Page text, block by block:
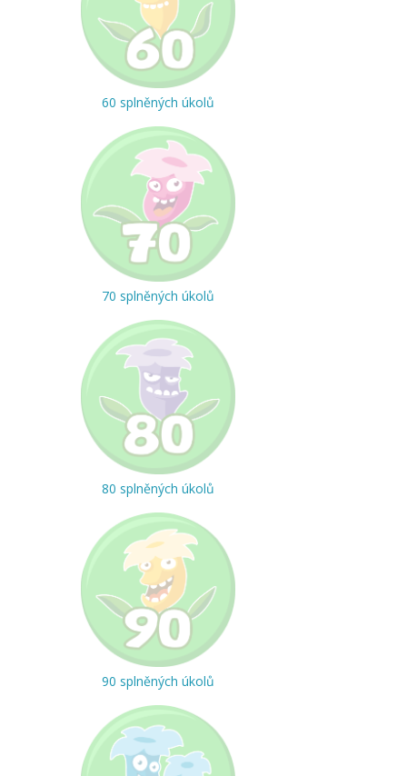
60 splněných úkolů
70 splněných úkolů
80 splněných úkolů
90 splněných úkolů